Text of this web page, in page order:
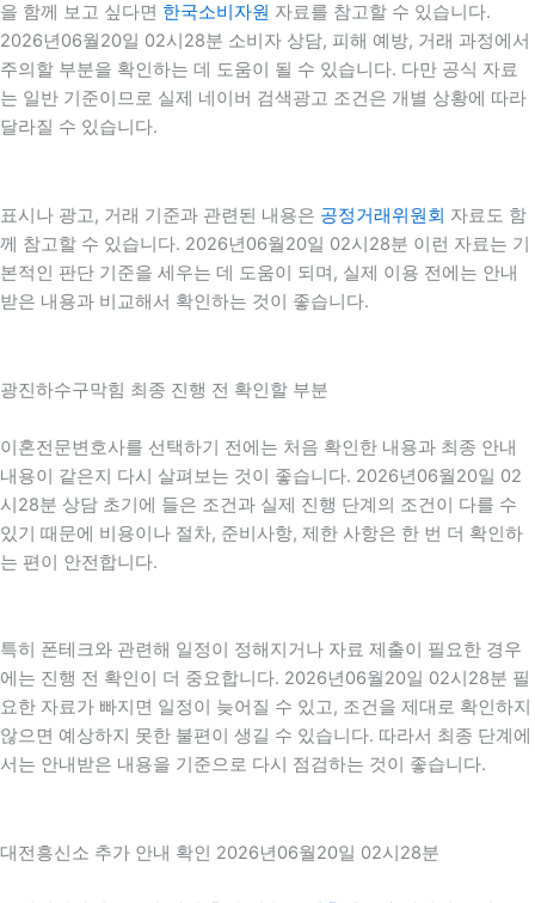
을 함께 보고 싶다면 한국소비자원 자료를 참고할 수 있습니다.
2026년06월20일 02시28분 소비자 상담, 피해 예방, 거래 과정에서
주의할 부분을 확인하는 데 도움이 될 수 있습니다. 다만 공식 자료
는 일반 기준이므로 실제 네이버 검색광고 조건은 개별 상황에 따라
달라질 수 있습니다.
표시나 광고, 거래 기준과 관련된 내용은 공정거래위원회 자료도 함
께 참고할 수 있습니다. 2026년06월20일 02시28분 이런 자료는 기
본적인 판단 기준을 세우는 데 도움이 되며, 실제 이용 전에는 안내
받은 내용과 비교해서 확인하는 것이 좋습니다.
광진하수구막힘 최종 진행 전 확인할 부분
이혼전문변호사를 선택하기 전에는 처음 확인한 내용과 최종 안내
내용이 같은지 다시 살펴보는 것이 좋습니다. 2026년06월20일 02
시28분 상담 초기에 들은 조건과 실제 진행 단계의 조건이 다를 수
있기 때문에 비용이나 절차, 준비사항, 제한 사항은 한 번 더 확인하
는 편이 안전합니다.
특히 폰테크와 관련해 일정이 정해지거나 자료 제출이 필요한 경우
에는 진행 전 확인이 더 중요합니다. 2026년06월20일 02시28분 필
요한 자료가 빠지면 일정이 늦어질 수 있고, 조건을 제대로 확인하지
않으면 예상하지 못한 불편이 생길 수 있습니다. 따라서 최종 단계에
서는 안내받은 내용을 기준으로 다시 점검하는 것이 좋습니다.
대전흥신소 추가 안내 확인 2026년06월20일 02시28분